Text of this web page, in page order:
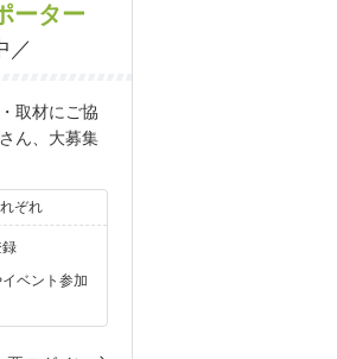
ーター
／
取材にご協
ん、大募集
ぞれ
ベント参加